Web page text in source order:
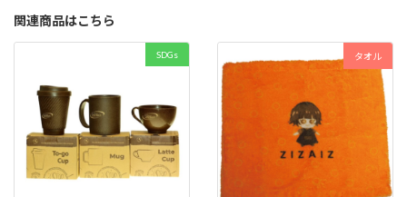
関連商品はこちら
SDGs タオル